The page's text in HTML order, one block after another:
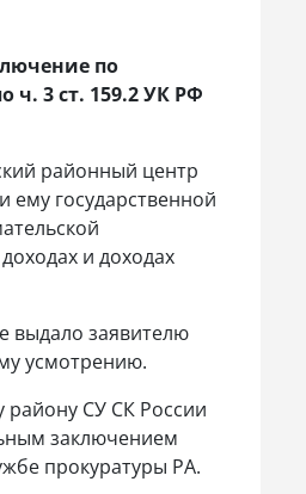
по
ч. 3 ст. 159.2 УК РФ
районный центр
ему государственной
и доходах
выдало заявителю
усмотрению.
району СУ СК России
заключением
прокуратуры РА.